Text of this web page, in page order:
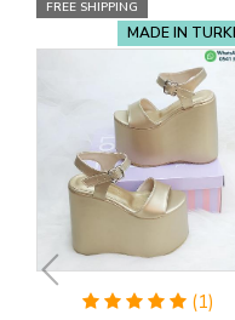
FREE SHIPPING
MADE IN
(1)